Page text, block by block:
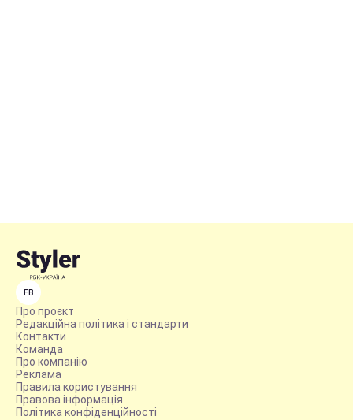
FB
Про проєкт
Редакційна політика і стандарти
Контакти
Команда
Про компанію
Реклама
Правила користування
Правова інформація
Політика конфіденційності